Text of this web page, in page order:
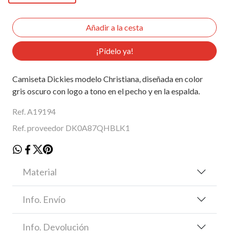
¡Pídelo ya!
Camiseta Dickies modelo Christiana, diseñada en color
gris oscuro con logo a tono en el pecho y en la espalda.
Ref. A19194
Ref. proveedor DK0A87QHBLK1
Material
Info. Envío
Info. Devolución